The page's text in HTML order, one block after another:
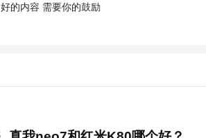
好的内容 需要你的鼓励